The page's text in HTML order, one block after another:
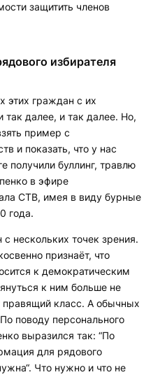
защитить членов
избирателя
этих граждан с их
далее, и так далее. Но,
пример с
и показать, что у нас
получили буллинг, травлю
в эфире
СТВ, имея в виду бурные
года.
нескольких точек зрения.
признаёт, что
к демократическим
к ним больше не
правящий класс. А обычных
поводу персонального
выразился так: “По
для рядового
Что нужно и что не